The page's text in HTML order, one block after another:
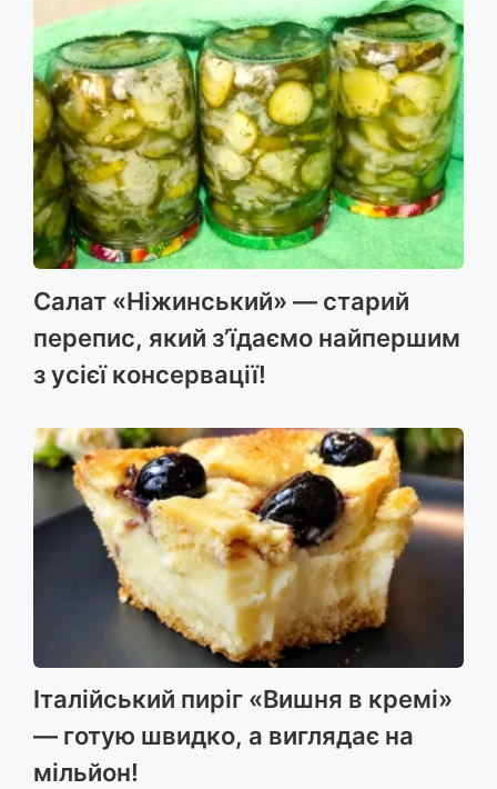
Салат «Ніжинський» — старий
перепис, який з’їдаємо найпершим
з усієї консервації!
Італійський пиріг «Вишня в кремі»
— готую швидко, а виглядає на
мільйон!